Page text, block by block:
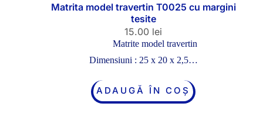
Matrita model travertin T0025 cu margini
tesite
15.00 lei
Matrite model travertin
Dimensiuni : 25 x 20 x 2,5…
ADAUGĂ ÎN COȘ